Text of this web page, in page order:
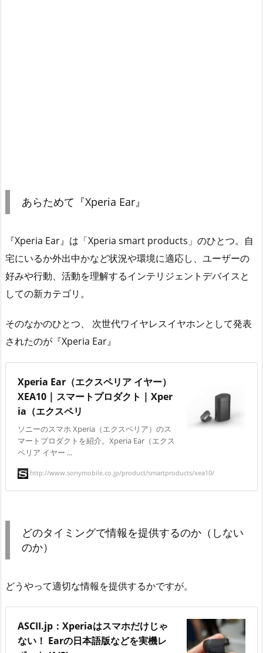
あらためて『Xperia Ear』
『Xperia Ear』は「Xperia smart products」のひとつ。自
宅にいるか外出中かなど状況や環境に適応し、ユーザーの
好みや行動、活動を理解するインテリジェントデバイスと
しての新カテゴリ。
そのなかのひとつ、 次世代ワイヤレスイヤホンとして発表
されたのが『Xperia Ear』
Xperia Ear（エクスペリア イヤー）
XEA10 | スマートプロダクト | Xper
ia（エクスペリ
ソニーのスマホ Xperia（エクスペリア）のス
マートプロダクトを紹介。Xperia Ear（エクス
ペリア イヤー ...
http://www.sonymobile.co.jp/product/smartproducts/xea10/
どのタイミングで情報を提供するのか（しない
のか）
どうやって適切な情報を提供するかですが。
ASCII.jp：Xperiaはスマホだけじゃ
ない！ Earの日本語版などを実機レ